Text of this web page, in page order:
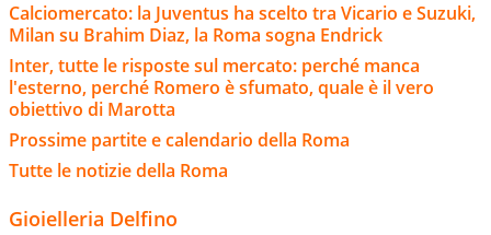
Calciomercato: la Juventus ha scelto tra Vicario e Suzuki,
Milan su Brahim Diaz, la Roma sogna Endrick
Inter, tutte le risposte sul mercato: perché manca
l'esterno, perché Romero è sfumato, quale è il vero
obiettivo di Marotta
Prossime partite e calendario della Roma
Tutte le notizie della Roma
Gioielleria Delfino